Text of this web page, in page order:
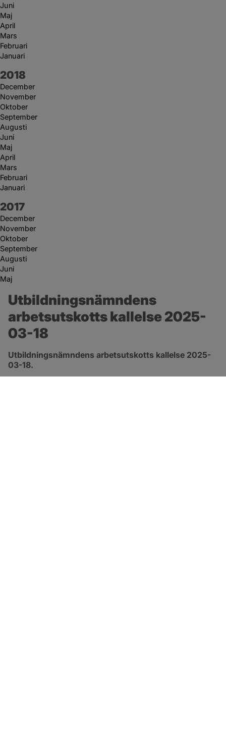
Juni
Maj
April
Mars
Februari
Januari
År:
2018
December
November
Oktober
September
Augusti
Juni
Maj
April
Mars
Februari
Januari
År:
2017
December
November
Oktober
September
Augusti
Juni
Maj
Utbildningsnämndens
arbetsutskotts kallelse 2025-
03-18
Utbildningsnämndens arbetsutskotts kallelse 2025-
03-18.